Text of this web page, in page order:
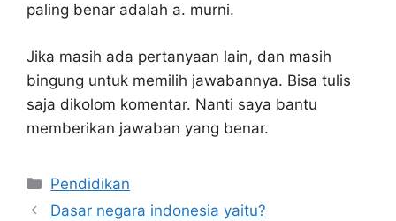
paling benar adalah a. murni.
Jika masih ada pertanyaan lain, dan masih
bingung untuk memilih jawabannya. Bisa tulis
saja dikolom komentar. Nanti saya bantu
memberikan jawaban yang benar.
Kategori
Pendidikan
Dasar negara indonesia yaitu?